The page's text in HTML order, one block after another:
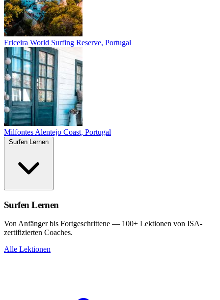
Ericeira World Surfing Reserve, Portugal
Milfontes Alentejo Coast, Portugal
Surfen Lernen
Von Anfänger bis Fortgeschrittene — 100+ Lektionen von ISA-
zertifizierten Coaches.
Alle Lektionen